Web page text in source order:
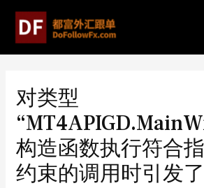
对类型
构造函数执行符合
约束的调用时引发了